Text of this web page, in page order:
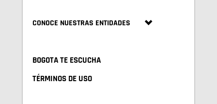
CONOCE NUESTRAS ENTIDADES
BOGOTA TE ESCUCHA
TÉRMINOS DE USO